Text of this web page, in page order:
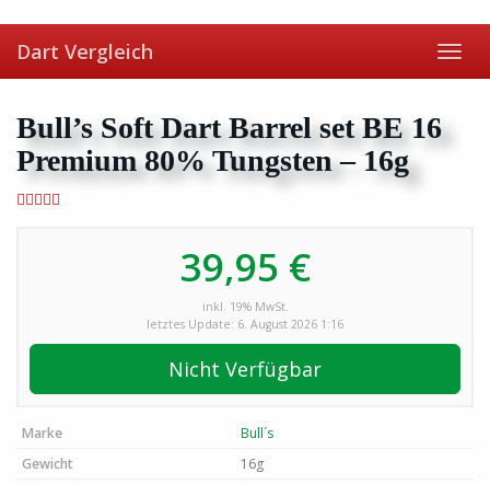
to
main
content
Dart Vergleich
Bull’s Soft Dart Barrel set BE 16
Premium 80% Tungsten – 16g
39,95 €
inkl. 19% MwSt.
letztes Update: 6. August 2026 1:16
Nicht Verfügbar
Marke
Bull´s
Gewicht
16g